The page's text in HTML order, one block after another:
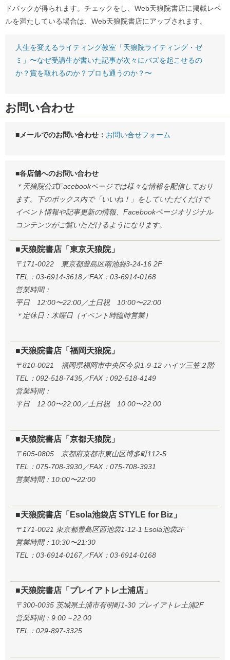
ドバックが得られます。チェックをし、Web天狼院書店に掲載レベ
ルを満たしている場合は、Web天狼院書店にアップされます。
人生を変えるライティング教室「天狼院ライティング・ゼ
ミ」〜なぜ受講生が書いた記事が次々にバズを起こせるの
か？賞を取れるのか？プロも通うのか？〜
お問い合わせ
■メールでのお問い合わせ： お問い合せフォーム
■各店舗へのお問い合わせ
＊天狼院公式Facebookページでは様々な情報を配信しており
ます。下のボックス内で「いいね！」をしていただくだけで
イベント情報や記事更新の情報、Facebookページオリジナル
コンテンツがご覧いただけるようになります。
■天狼院書店「東京天狼院」
〒171-0022 東京都豊島区南池袋3-24-16 2F
TEL：03-6914-3618／FAX：03-6914-0168
営業時間：
平日 12:00〜22:00／土日祝 10:00〜22:00
＊定休日：木曜日（イベント時臨時営業）
■天狼院書店「福岡天狼院」
〒810-0021 福岡県福岡市中央区今泉1-9-12 ハイツ三笠２階
TEL：092-518-7435／FAX：092-518-4149
営業時間：
平日 12:00〜22:00／土日祝 10:00〜22:00
■天狼院書店「京都天狼院」
〒605-0805 京都府京都市東山区博多町112-5
TEL：075-708-3930／FAX：075-708-3931
営業時間：10:00〜22:00
■天狼院書店「Esola池袋店 STYLE for Biz」
〒171-0021 東京都豊島区西池袋1-12-1 Esola池袋2F
営業時間：10:30〜21:30
TEL：03-6914-0167／FAX：03-6914-0168
■天狼院書店「プレイアトレ土浦店」
〒300-0035 茨城県土浦市有明町1-30 プレイアトレ土浦2F
営業時間：9:00～22:00
TEL：029-897-3325